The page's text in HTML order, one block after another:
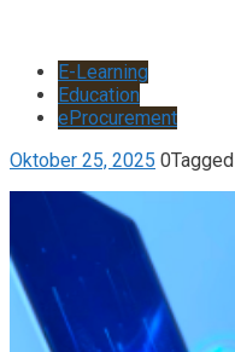
E-Learning
Education
eProcurement
Oktober 25, 2025 0Tagged